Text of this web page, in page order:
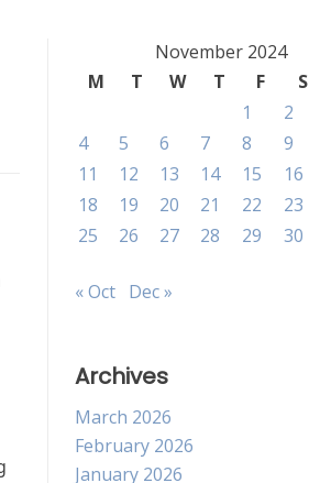
November 2024
M
T W T F S
1
2
4
5 6 7 8 9
11
12 13 14 15 16
18
19 20 21 22 23
25
26 27 28 29 30
« Oct Dec »
Archives
March 2026
February 2026
January 2026